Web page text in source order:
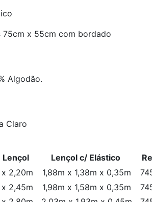
75cm x 55cm com bordado
Algodão.
Claro
Lençol Lençol c/ Elástico
2,20m 1,88m x 1,38m x 0,35m
2,45m 1,98m x 1,58m x 0,35m